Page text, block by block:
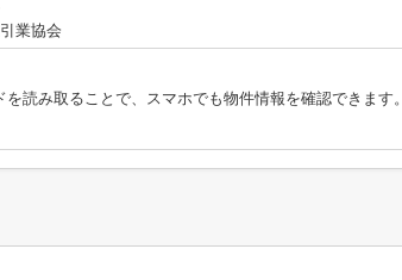
業協会
を読み取ることで、スマホでも物件情報を確認できます。